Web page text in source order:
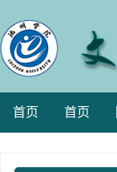
首页 首页